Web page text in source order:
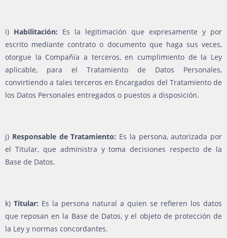
i) Habilitación: Es la legitimación que expresamente y por
escrito mediante contrato o documento que haga sus veces,
otorgue la Compañía a terceros, en cumplimiento de la Ley
aplicable, para el Tratamiento de Datos Personales,
convirtiendo a tales terceros en Encargados del Tratamiento de
los Datos Personales entregados o puestos a disposición.
j) Responsable de Tratamiento: Es la persona, autorizada por
el Titular, que administra y toma decisiones respecto de la
Base de Datos.
k) Titular: Es la persona natural a quien se refieren los datos
que reposan en la Base de Datos, y el objeto de protección de
la Ley y normas concordantes.